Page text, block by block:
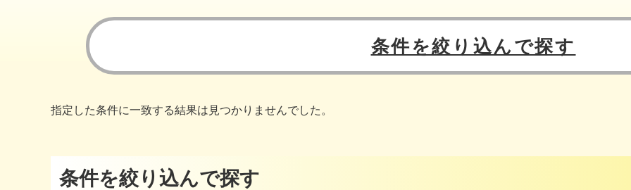
条件を絞り込んで探す
指定した条件に一致する結果は見つかりませんでした。
条件を絞り込んで探す